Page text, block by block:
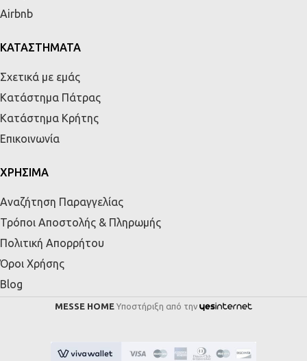
Airbnb
ΚΑΤΑΣΤΗΜΑΤΑ
Σχετικά με εμάς
Κατάστημα Πάτρας
Κατάστημα Κρήτης
Επικοινωνία
ΧΡΗΣΙΜΑ
Αναζήτηση Παραγγελίας
Τρόποι Αποστολής & Πληρωμής
Πολιτική Απορρήτου
Όροι Χρήσης
Blog
MESSE HOME Υποστήριξη από την